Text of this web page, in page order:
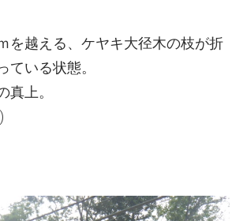
を越える、ケヤキ大径木の枝が折
ている状態。
真上。